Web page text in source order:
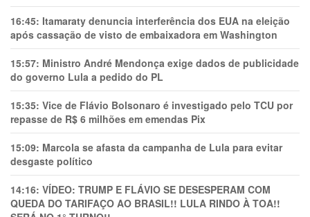
16:45: Itamaraty denuncia interferência dos EUA na eleição
após cassação de visto de embaixadora em Washington
15:57: Ministro André Mendonça exige dados de publicidade
do governo Lula a pedido do PL
15:35: Vice de Flávio Bolsonaro é investigado pelo TCU por
repasse de R$ 6 milhões em emendas Pix
15:09: Marcola se afasta da campanha de Lula para evitar
desgaste político
14:16: VÍDEO: TRUMP E FLÁVIO SE DESESPERAM COM
QUEDA DO TARIFAÇO AO BRASIL!! LULA RINDO À TOA!!